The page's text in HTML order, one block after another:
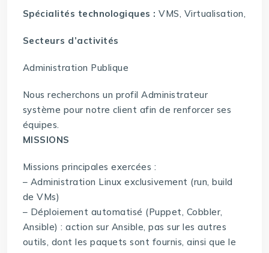
Spécialités technologiques :VMS, Virtualisation,
Secteurs d’activités
Administration Publique
Nous recherchons un profil Administrateur
système pour notre client afin de renforcer ses
équipes.
MISSIONS
Missions principales exercées :
– Administration Linux exclusivement (run, build
de VMs)
– Déploiement automatisé (Puppet, Cobbler,
Ansible) : action sur Ansible, pas sur les autres
outils, dont les paquets sont fournis, ainsi que le